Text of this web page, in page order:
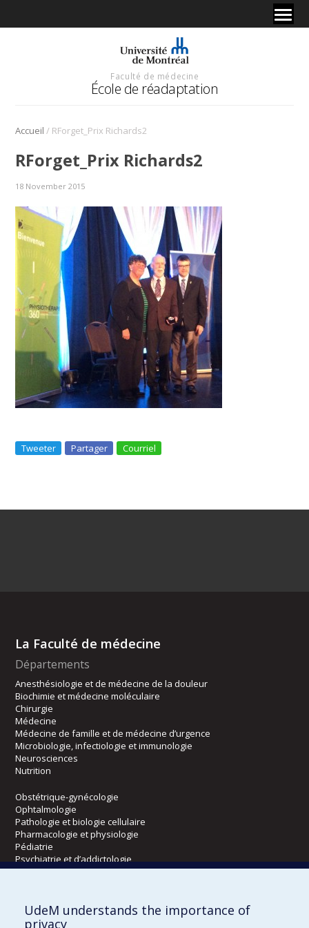
Faculté de médecine
École de réadaptation
Accueil / RForget_Prix Richards2
RForget_Prix Richards2
18 November 2015
Tweeter Partager Courriel
La Faculté de médecine
Départements
Anesthésiologie et de médecine de la douleur
Biochimie et médecine moléculaire
Chirurgie
Médecine
Médecine de famille et de médecine d’urgence
Microbiologie, infectiologie et immunologie
Neurosciences
Nutrition
Obstétrique-gynécologie
Ophtalmologie
Pathologie et biologie cellulaire
Pharmacologie et physiologie
Pédiatrie
Psychiatrie et d’addictologie
Radiologie, radio-oncologie et médecine nucléaire
Écoles
UdeM understands the importance of
privacy